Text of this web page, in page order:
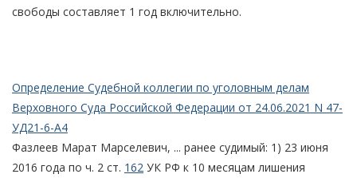
свободы составляет 1 год включительно.
Определение Судебной коллегии по уголовным делам
Верховного Суда Российской Федерации от 24.06.2021 N 47-
УД21-6-А4
Фазлеев Марат Марселевич, ... ранее судимый: 1) 23 июня
2016 года по ч. 2 ст. 162 УК РФ к 10 месяцам лишения